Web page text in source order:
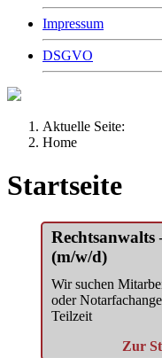
Impressum
DSGVO
Aktuelle Seite:
Home
Startseite
Rechtsanwalts
(m/w/d)
Wir suchen
oder
Teilzeit
Zur